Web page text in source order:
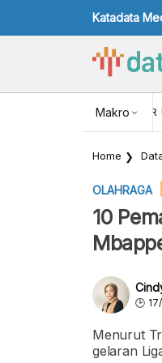
Katadata
Makro
NILAI TUKAR
Home
OLAHRAGA
10
Menurut
gelaran